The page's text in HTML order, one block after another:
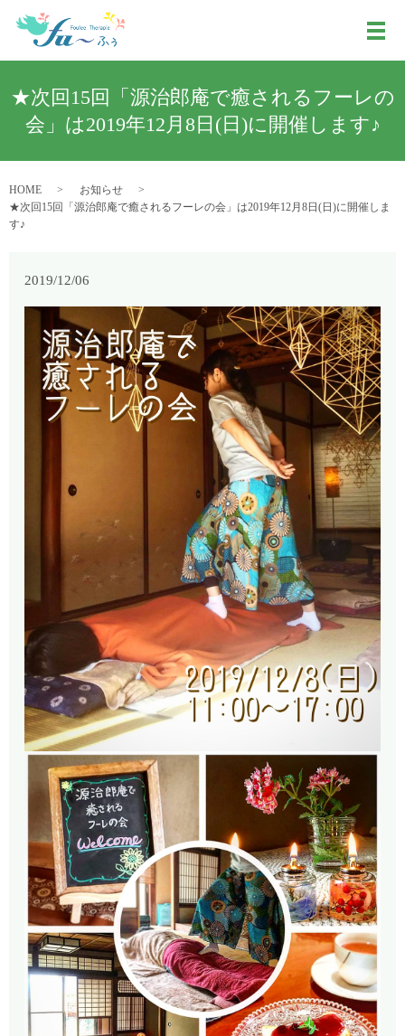
メ
★次回15回「源治郎庵で癒されるフーレの
会」は2019年12月8日(日)に開催します♪
HOME
お知らせ
★次回15回「源治郎庵で癒されるフーレの会」は2019年12月8日(日)に開催しま
す♪
2019/12/06